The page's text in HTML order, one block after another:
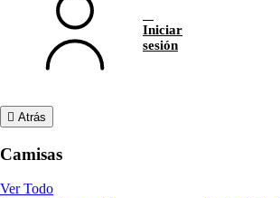
Iniciar
sesión
Atrás
Camisas
Ver Todo